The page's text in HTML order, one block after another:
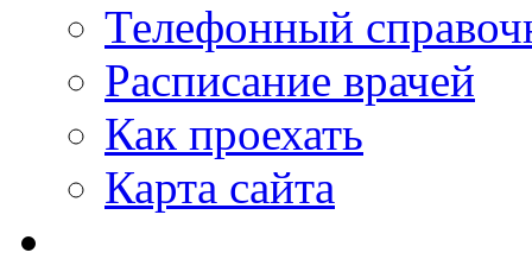
Телефонный
Расписание врачей
Как проехать
Карта сайта